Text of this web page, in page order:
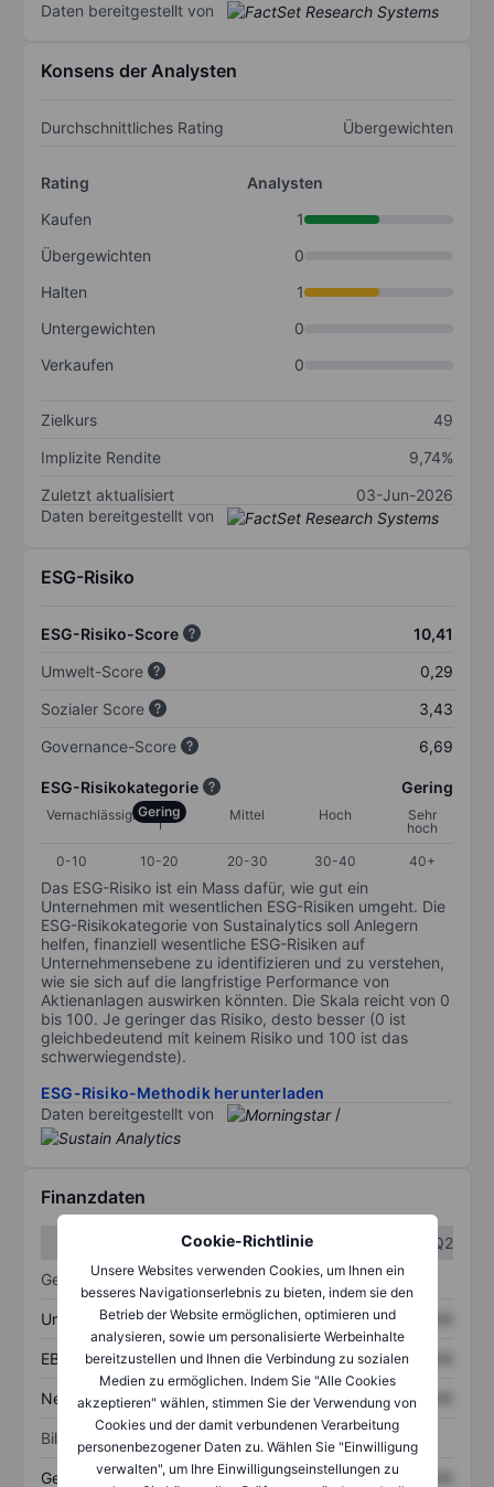
Cookie-Richtlinie
Unsere Websites verwenden Cookies, um Ihnen ein
besseres Navigationserlebnis zu bieten, indem sie den
Betrieb der Website ermöglichen, optimieren und
analysieren, sowie um personalisierte Werbeinhalte
bereitzustellen und Ihnen die Verbindung zu sozialen
Medien zu ermöglichen. Indem Sie "Alle Cookies
akzeptieren" wählen, stimmen Sie der Verwendung von
Cookies und der damit verbundenen Verarbeitung
personenbezogener Daten zu. Wählen Sie "Einwilligung
verwalten", um Ihre Einwilligungseinstellungen zu
Daten bereitgestellt von
Konsens der Analysten
Durchschnittliches Rating Übergewichten
Rating
Analysten
Kaufen
1
Übergewichten
0
Halten
1
Untergewichten
0
Verkaufen
0
Zielkurs
49
Implizite Rendite
9,74%
Zuletzt aktualisiert
03-Jun-2026
Daten bereitgestellt von
ESG-Risiko
ESG-Risiko-Score
10,41
Umwelt-Score
0,29
Sozialer Score
3,43
Governance-Score
6,69
ESG-Risikokategorie Gering
VernachlässigbarGering Mittel Hoch
Sehr
hoch
0-10
10-20 20-30 30-40 40+
Das ESG-Risiko ist ein Mass dafür, wie gut ein
Unternehmen mit wesentlichen ESG-Risiken umgeht. Die
ESG-Risikokategorie von Sustainalytics soll Anlegern
helfen, finanziell wesentliche ESG-Risiken auf
Unternehmensebene zu identifizieren und zu verstehen,
wie sie sich auf die langfristige Performance von
Aktienanlagen auswirken könnten. Die Skala reicht von 0
bis 100. Je geringer das Risiko, desto besser (0 ist
gleichbedeutend mit keinem Risiko und 100 ist das
schwerwiegendste).
ESG-Risiko-Methodik herunterladen
Daten bereitgestellt von
/
Finanzdaten
Q2
Gewinn- und Verlustrechnung
Umsatz XXXXXXX XXXXXXX
EBITDA XXXXXXX XXXXXXX
Nettoeinkommen XXXXXXX XXXXXXX
Bilanz
Gesamtvermögen XXXXXXX XXXXXXX